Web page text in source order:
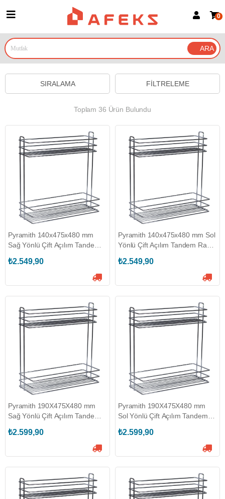
Google İle Bağlan
0
FILTRELEME
SIRALAMA
Toplam 36 Ürün Bulundu
Pyramith 140x475x480 mm
Sağ Yönlü Çift Açılım Tandem
₺2.549,90
Pyramith 140x475x480 mm Sol
Yönlü Çift Açılım Tandem Raylı
₺2.549,90
Pyramith 190X475X480 mm
Sağ Yönlü Çift Açılım Tandem
₺2.599,90
Pyramith 190X475X480 mm
Sol Yönlü Çift Açılım Tandem
₺2.599,90